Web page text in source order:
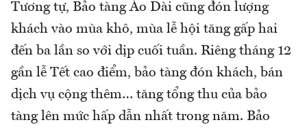
Tương tự, Bảo tàng Áo Dài cũng đón lượng
khách vào mùa khô, mùa lễ hội tăng gấp hai
đến ba lần so với dịp cuối tuần. Riêng tháng 12
gần lễ Tết cao điểm, bảo tàng đón khách, bán
dịch vụ cộng thêm… tăng tổng thu của bảo
tàng lên mức hấp dẫn nhất trong năm. Bảo